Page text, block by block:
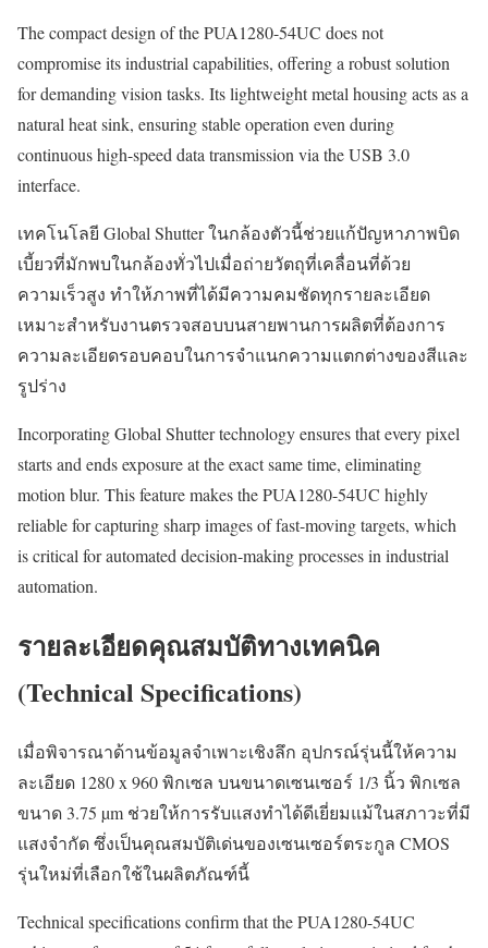
The compact design of the PUA1280-54UC does not
compromise its industrial capabilities, offering a robust solution
for demanding vision tasks. Its lightweight metal housing acts as a
natural heat sink, ensuring stable operation even during
continuous high-speed data transmission via the USB 3.0
interface.
เทคโนโลยี Global Shutter ในกล้องตัวนี้ช่วยแก้ปัญหาภาพบิด
เบี้ยวที่มักพบในกล้องทั่วไปเมื่อถ่ายวัตถุที่เคลื่อนที่ด้วย
ความเร็วสูง ทำให้ภาพที่ได้มีความคมชัดทุกรายละเอียด
เหมาะสำหรับงานตรวจสอบบนสายพานการผลิตที่ต้องการ
ความละเอียดรอบคอบในการจำแนกความแตกต่างของสีและ
รูปร่าง
Incorporating Global Shutter technology ensures that every pixel
starts and ends exposure at the exact same time, eliminating
motion blur. This feature makes the PUA1280-54UC highly
reliable for capturing sharp images of fast-moving targets, which
is critical for automated decision-making processes in industrial
automation.
รายละเอียดคุณสมบัติทางเทคนิค
(Technical Specifications)
เมื่อพิจารณาด้านข้อมูลจำเพาะเชิงลึก อุปกรณ์รุ่นนี้ให้ความ
ละเอียด 1280 x 960 พิกเซล บนขนาดเซนเซอร์ 1/3 นิ้ว พิกเซล
ขนาด 3.75 µm ช่วยให้การรับแสงทำได้ดีเยี่ยมแม้ในสภาวะที่มี
แสงจำกัด ซึ่งเป็นคุณสมบัติเด่นของเซนเซอร์ตระกูล CMOS
รุ่นใหม่ที่เลือกใช้ในผลิตภัณฑ์นี้
Technical specifications confirm that the PUA1280-54UC